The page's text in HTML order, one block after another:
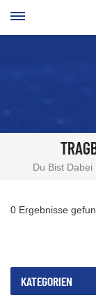
Du Bist Dabei
0 Ergebnisse
KATEGORIEN